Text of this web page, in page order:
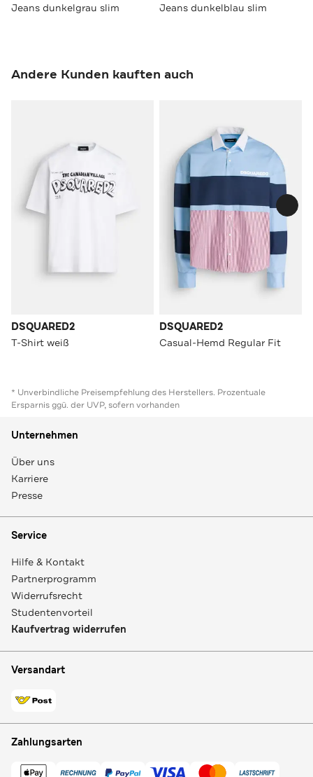
Jeans dunkelgrau slim Jeans dunkelblau slim
Andere Kunden kauften auch
DSQUARED2
T-Shirt weiß
DSQUARED2
Casual-Hemd Regular Fit
* Unverbindliche Preisempfehlung des Herstellers. Prozentuale
Ersparnis ggü. der UVP, sofern vorhanden
Unternehmen
Über uns
Karriere
Presse
Service
Hilfe & Kontakt
Partnerprogramm
Widerrufsrecht
Studentenvorteil
Kaufvertrag widerrufen
Versandart
Zahlungsarten